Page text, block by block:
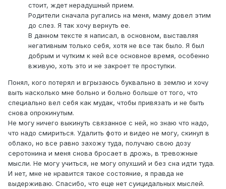
стоит, ждет нерадушный прием.
Родители сначала ругались на меня, маму довел этим
до слез. Я так хочу вернуть ее.
В данном тексте я написал, в основном, выставляя
негативным только себя, хотя не все так было. Я был
добрым и чутким к ней все основное время, особенно
вживую, хоть это и не закроет те проступки.
Понял, кого потерял и вгрызаюсь буквально в землю и хочу
выть насколько мне больно и больно больше от того, что
специально вел себя как мудак, чтобы привязать и не быть
снова опрокинутым.
Не могу ничего выкинуть связанное с ней, но знаю что надо,
что надо смириться. Удалить фото и видео не могу, скинул в
облако, но все равно захожу туда, получаю свою дозу
серотонина и меня снова бросает в дрожь, в тревожные
мысли. Не могу учиться, не могу опухший и без сна идти туда.
И нет, мне не нравится такое состояние, я правда не
выдерживаю. Спасибо, что еще нет суицидальных мыслей.